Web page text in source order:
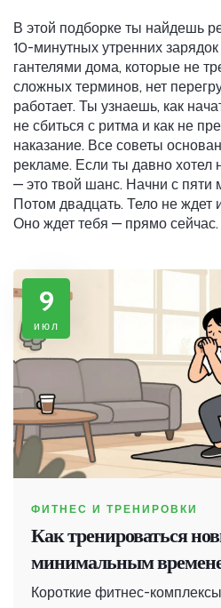
В этой подборке ты найдешь
10-минутных утренних
гантелями дома, которые не
сложных терминов, нет
работает. Ты узнаешь, как
не сбиться с ритма и как не
наказание. Все советы
рекламе. Если ты давно хотел
— это твой шанс. Начни с пяти
Потом двадцать. Тело не ждет
Оно ждет тебя — прямо сейчас.
9
июл
ФИТНЕС И ТРЕНИРОВКИ
Как тренироваться
минимальным
короткие фитнес-
Короткие фитнес-